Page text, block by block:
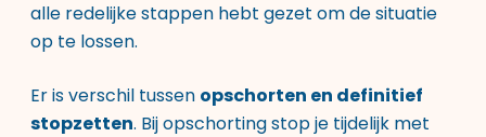
alle redelijke stappen hebt gezet om de situatie
op te lossen.
Er is verschil tussen opschorten en definitief
stopzetten. Bij opschorting stop je tijdelijk met